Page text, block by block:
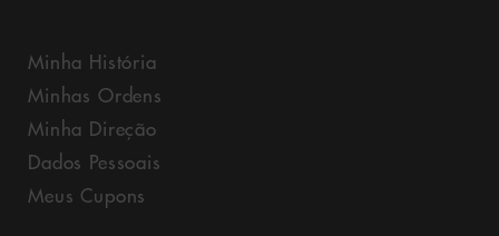
Minha História
Minhas Ordens
Minha Direção
Dados Pessoais
Meus Cupons